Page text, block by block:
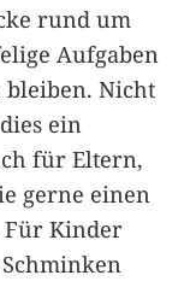
rund um
Aufgaben
bleiben. Nicht
ein
für Eltern,
gerne einen
Kinder